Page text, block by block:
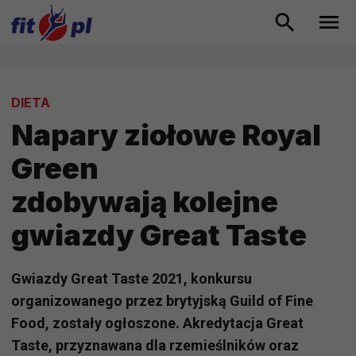
DIETA
Napary ziołowe Royal
Green
zdobywają kolejne
gwiazdy Great Taste
Gwiazdy Great Taste 2021, konkursu
organizowanego przez brytyjską Guild of Fine
Food, zostały ogłoszone. Akredytacja Great
Taste, przyznawana dla rzemieślników oraz